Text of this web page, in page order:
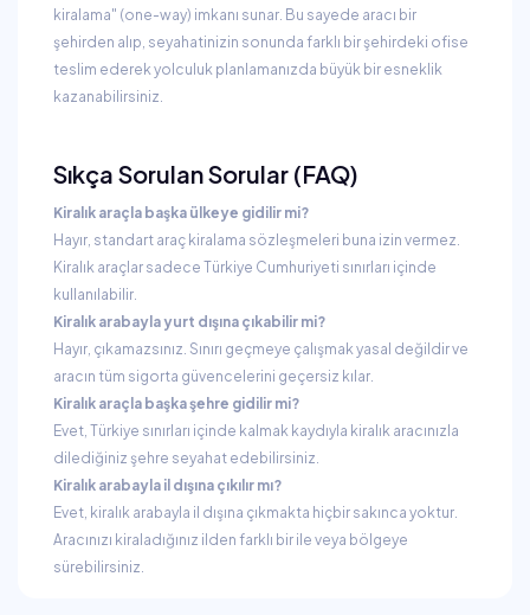
kiralama" (one-way) imkanı sunar. Bu sayede aracı bir
şehirden alıp, seyahatinizin sonunda farklı bir şehirdeki ofise
teslim ederek yolculuk planlamanızda büyük bir esneklik
kazanabilirsiniz.
Sıkça Sorulan Sorular (FAQ)
Kiralık araçla başka ülkeye gidilir mi?
Hayır, standart araç kiralama sözleşmeleri buna izin vermez.
Kiralık araçlar sadece Türkiye Cumhuriyeti sınırları içinde
kullanılabilir.
Kiralık arabayla yurt dışına çıkabilir mi?
Hayır, çıkamazsınız. Sınırı geçmeye çalışmak yasal değildir ve
aracın tüm sigorta güvencelerini geçersiz kılar.
Kiralık araçla başka şehre gidilir mi?
Evet, Türkiye sınırları içinde kalmak kaydıyla kiralık aracınızla
dilediğiniz şehre seyahat edebilirsiniz.
Kiralık arabayla il dışına çıkılır mı?
Evet, kiralık arabayla il dışına çıkmakta hiçbir sakınca yoktur.
Aracınızı kiraladığınız ilden farklı bir ile veya bölgeye
sürebilirsiniz.